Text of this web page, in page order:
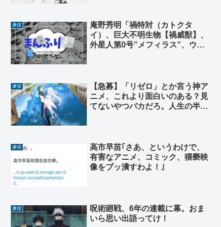
嫌儲
庵野秀明「禍特対（カトクタ
イ）、巨大不明生物【禍威獣】、
外星人第0号”メフィラス”、ウル
嫌儲
【急募】「リゼロ」とか言う神ア
ニメ、これより面白いのある？見
てないやつバカだろ。人生の半分
嫌儲
高市早苗｢さあ、というわけで、
有害なアニメ、コミック、猥褻映
像をブッ潰すわよ！｣
嫌儲
呪術廻戦、6年の連載に幕。おま
いら思い出語ってけ！